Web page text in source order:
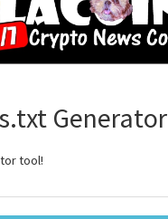
Generator
tool!